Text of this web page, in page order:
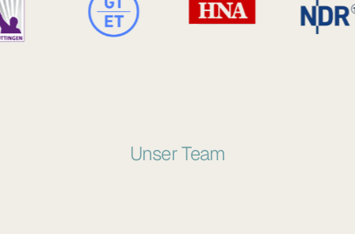
Unser Team